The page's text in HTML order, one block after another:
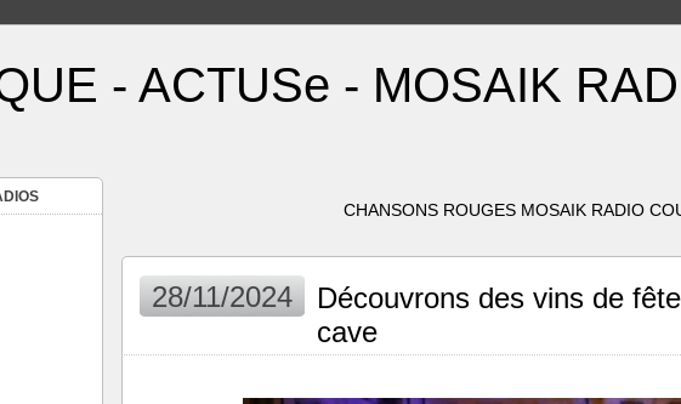
- ACTUSe - MOSAIK
CHANSONS ROUGES MOSAIK RADIO
28/11/2024
Découvrons des vins de
cave